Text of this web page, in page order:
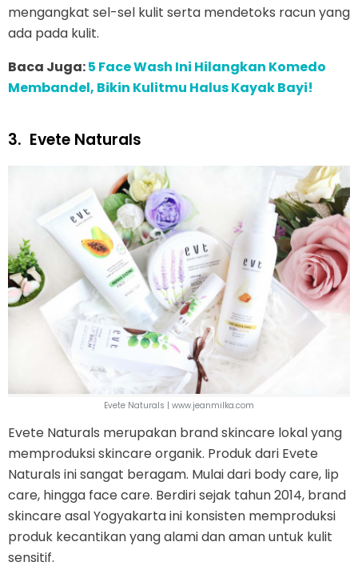
mengangkat sel-sel kulit serta mendetoks racun yang
ada pada kulit.
Baca Juga:5 Face Wash Ini Hilangkan Komedo
Membandel, Bikin Kulitmu Halus Kayak Bayi!
3. Evete Naturals
Evete Naturals | www.jeanmilka.com
Evete Naturals merupakan brand skincare lokal yang
memproduksi skincare organik. Produk dari Evete
Naturals ini sangat beragam. Mulai dari body care, lip
care, hingga face care. Berdiri sejak tahun 2014, brand
skincare asal Yogyakarta ini konsisten memproduksi
produk kecantikan yang alami dan aman untuk kulit
sensitif.